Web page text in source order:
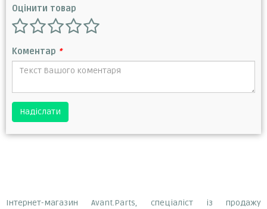
Оцінити товар
Коментар *
Надіслати
Інтернет-магазин Avant.Parts, спеціаліст із продажу